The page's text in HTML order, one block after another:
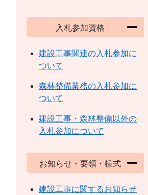
入札参加資格
建設工事関連の入札参加に
ついて
森林整備業務の入札参加に
ついて
建設工事・森林整備以外の
入札参加について
お知らせ・要領・様式
建設工事に関するお知らせ